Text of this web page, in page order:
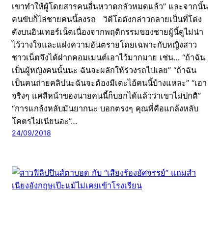
เขาทำให้ผู้โดยสารคนอื่นหวาดกลัวหมดแล้ว” และจากนั้น
คนขับก็ไล่ชายคนนี้ลงรถ วิดีโอดังกล่าวกลายเป็นที่โด่ง
ดังบนอินเทอร์เน็ตเนื่องจากพฤติกรรมของชายผู้นี้ดูไม่น่า
ไว้วางใจและแฝงความอันตรายโดยเฉพาะกับหญิงสาว
ชาวเน็ตจึงได้ฝากคอมเมนต์เอาไว้มากมาย เช่น… “ถ้าฉัน
เป็นผู้หญิงคนนั้นนะ ฉันจะผลักให้ร่วงรถไปเลย” “ถ้าฉัน
เป็นคนถ่ายคลิปนะฉันจะต้องมีเตะไอ้คนนี้บ้างแหละ” “เอา
จริงๆ แค่สีหน้าของนายคนนี้ก็บอกได้แล้วว่าเขาไม่ปกติ”
“การแกล้งหลับมันยากนะ บอกตรงๆ คุณพี่คือแกล้งหลับ
โคตรไม่เนียนอะ”…
24/09/2018